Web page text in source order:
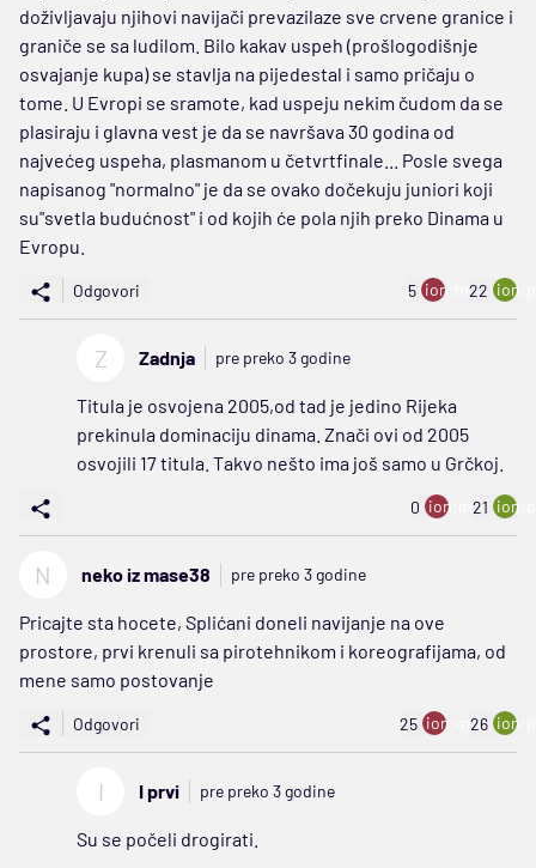
doživljavaju njihovi navijači prevazilaze sve crvene granice i
graniče se sa ludilom. Bilo kakav uspeh (prošlogodišnje
osvajanje kupa) se stavlja na pijedestal i samo pričaju o
tome. U Evropi se sramote, kad uspeju nekim čudom da se
plasiraju i glavna vest je da se navršava 30 godina od
najvećeg uspeha, plasmanom u četvrtfinale... Posle svega
napisanog "normalno" je da se ovako dočekuju juniori koji
su"svetla budućnost" i od kojih će pola njih preko Dinama u
Evropu.
Odgovori 5 ion:minus
22
Z Zadnja pre preko 3 godine
Titula je osvojena 2005,od tad je jedino Rijeka
prekinula dominaciju dinama. Znači ovi od 2005
osvojili 17 titula. Takvo nešto ima još samo u Grčkoj.
0 ion:minus
21
N neko iz mase38 pre preko 3 godine
Pricajte sta hocete, Splićani doneli navijanje na ove
prostore, prvi krenuli sa pirotehnikom i koreografijama, od
mene samo postovanje
Odgovori 25 ion:minus
26
I I prvi pre preko 3 godine
Su se počeli drogirati.